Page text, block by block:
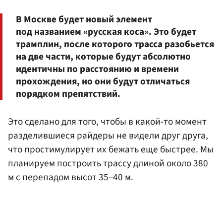
В Москве будет новый элемент
под названием «русская коса». Это будет
трамплин, после которого трасса разобьется
на две части, которые будут абсолютно
идентичны по расстоянию и времени
прохождения, но они будут отличаться
порядком препятствий.
Это сделано для того, чтобы в какой-то момент
разделившиеся райдеры не видели друг друга,
что простимулирует их бежать еще быстрее. Мы
планируем построить трассу длиной около 380
м с перепадом высот 35–40 м.